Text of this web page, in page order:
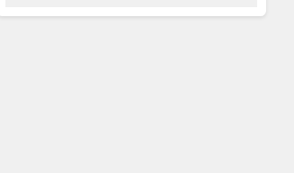
للمغاربة العالقين بسبتة المحتلة